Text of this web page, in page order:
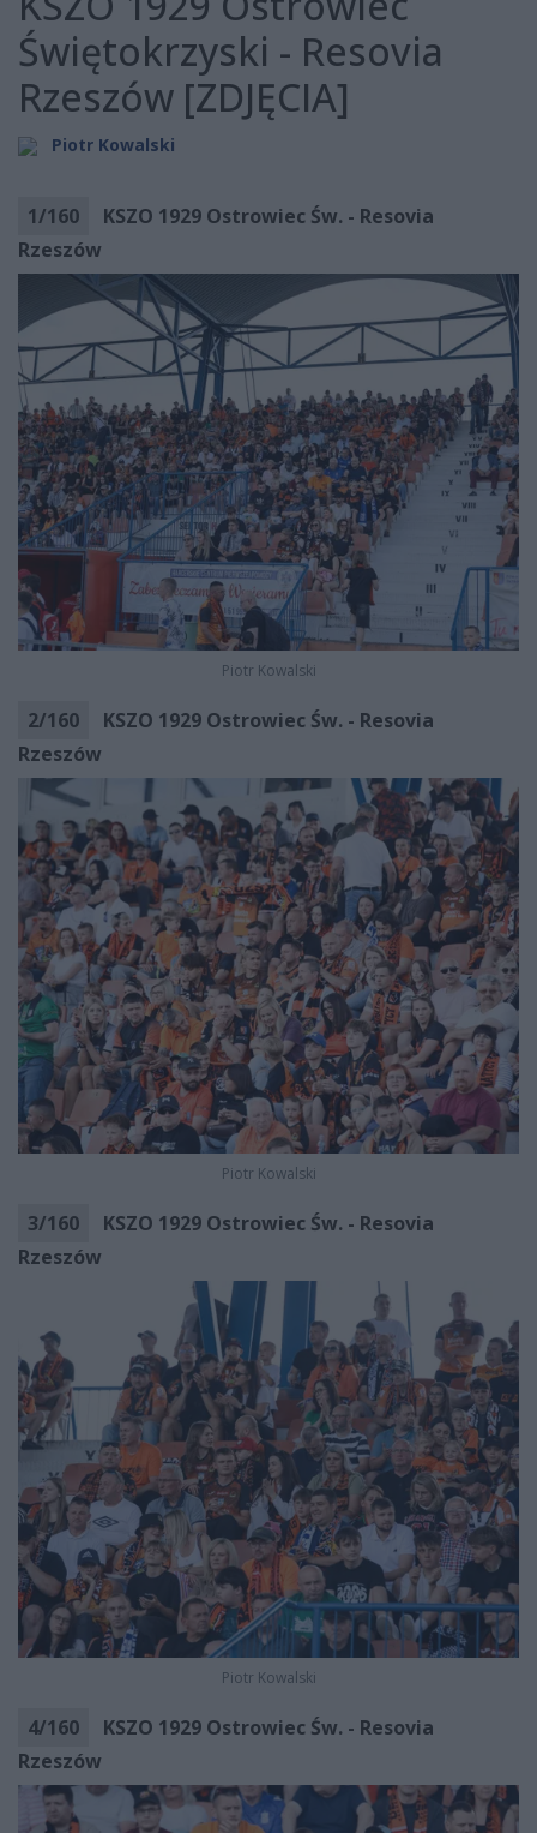
Świętokrzyski - Resovia
Rzeszów [ZDJĘCIA]
Piotr Kowalski
1/160
KSZO 1929 Ostrowiec Św. - Resovia
Rzeszów
Piotr Kowalski
2/160
KSZO 1929 Ostrowiec Św. - Resovia
Rzeszów
Piotr Kowalski
3/160
KSZO 1929 Ostrowiec Św. - Resovia
Rzeszów
Piotr Kowalski
4/160
KSZO 1929 Ostrowiec Św. - Resovia
Rzeszów